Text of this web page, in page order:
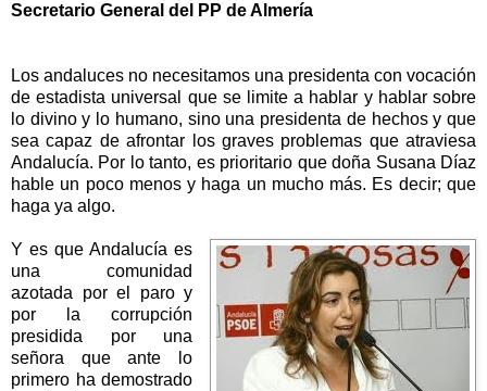
Secretario General del PP de Almería
Los andaluces no necesitamos una presidenta con vocación
de estadista universal que se limite a hablar y hablar sobre
lo divino y lo humano, sino una presidenta de hechos y que
sea capaz de afrontar los graves problemas que atraviesa
Andalucía. Por lo tanto, es prioritario que doña Susana Díaz
hable un poco menos y haga un mucho más. Es decir; que
haga ya algo.
Y es que Andalucía es
una comunidad
azotada por el paro y
por la corrupción
presidida por una
señora que ante lo
primero ha demostrado